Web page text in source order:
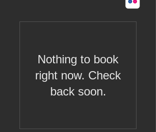
Nothing to book
right now. Check
back soon.